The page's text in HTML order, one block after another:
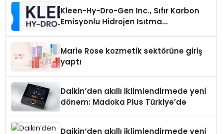
Kleen-Hy-Dro-Gen Inc., Sıfır Karbon
Emisyonlu Hidrojen Isıtma
Marie Rose kozmetik sektörüne giriş
yaptı
Daikin’den akıllı iklimlendirmede yeni
dönem: Madoka Plus Türkiye’de
Daikin’den akıllı iklimlendirmede yeni